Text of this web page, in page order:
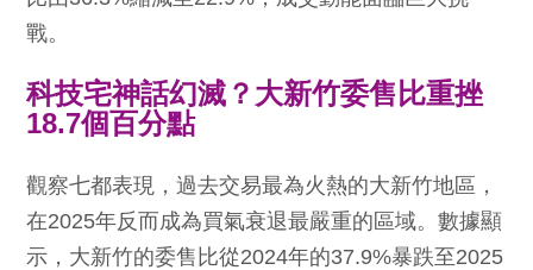
戰。
科技宅神話幻滅？大新竹委售比重挫
18.7個百分點
觀察七都表現，過去交易最為火熱的大新竹地區，
在2025年反而成為買氣衰退最嚴重的區域。數據顯
示，大新竹的委售比從2024年的37.9%暴跌至2025